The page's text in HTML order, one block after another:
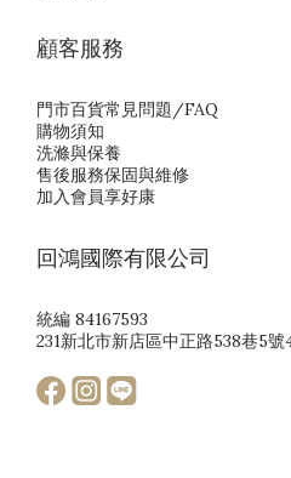
顧客服務
門市百貨常見問題/FAQ
購物須知
洗滌與保養
售後服務保固與維修
加入會員享好康
回鴻國際有限公司
統編 84167593
231新北市新店區中正路538巷5號